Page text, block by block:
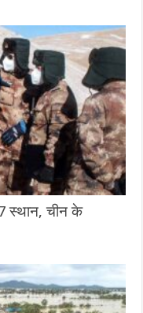
स्थान, चीन के